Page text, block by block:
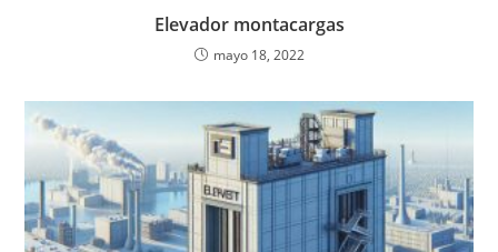
Elevador montacargas
mayo 18, 2022